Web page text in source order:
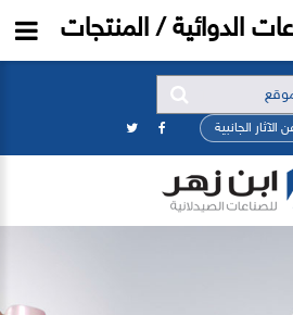
الآثار الجانبية
الدوائية / المنتجات